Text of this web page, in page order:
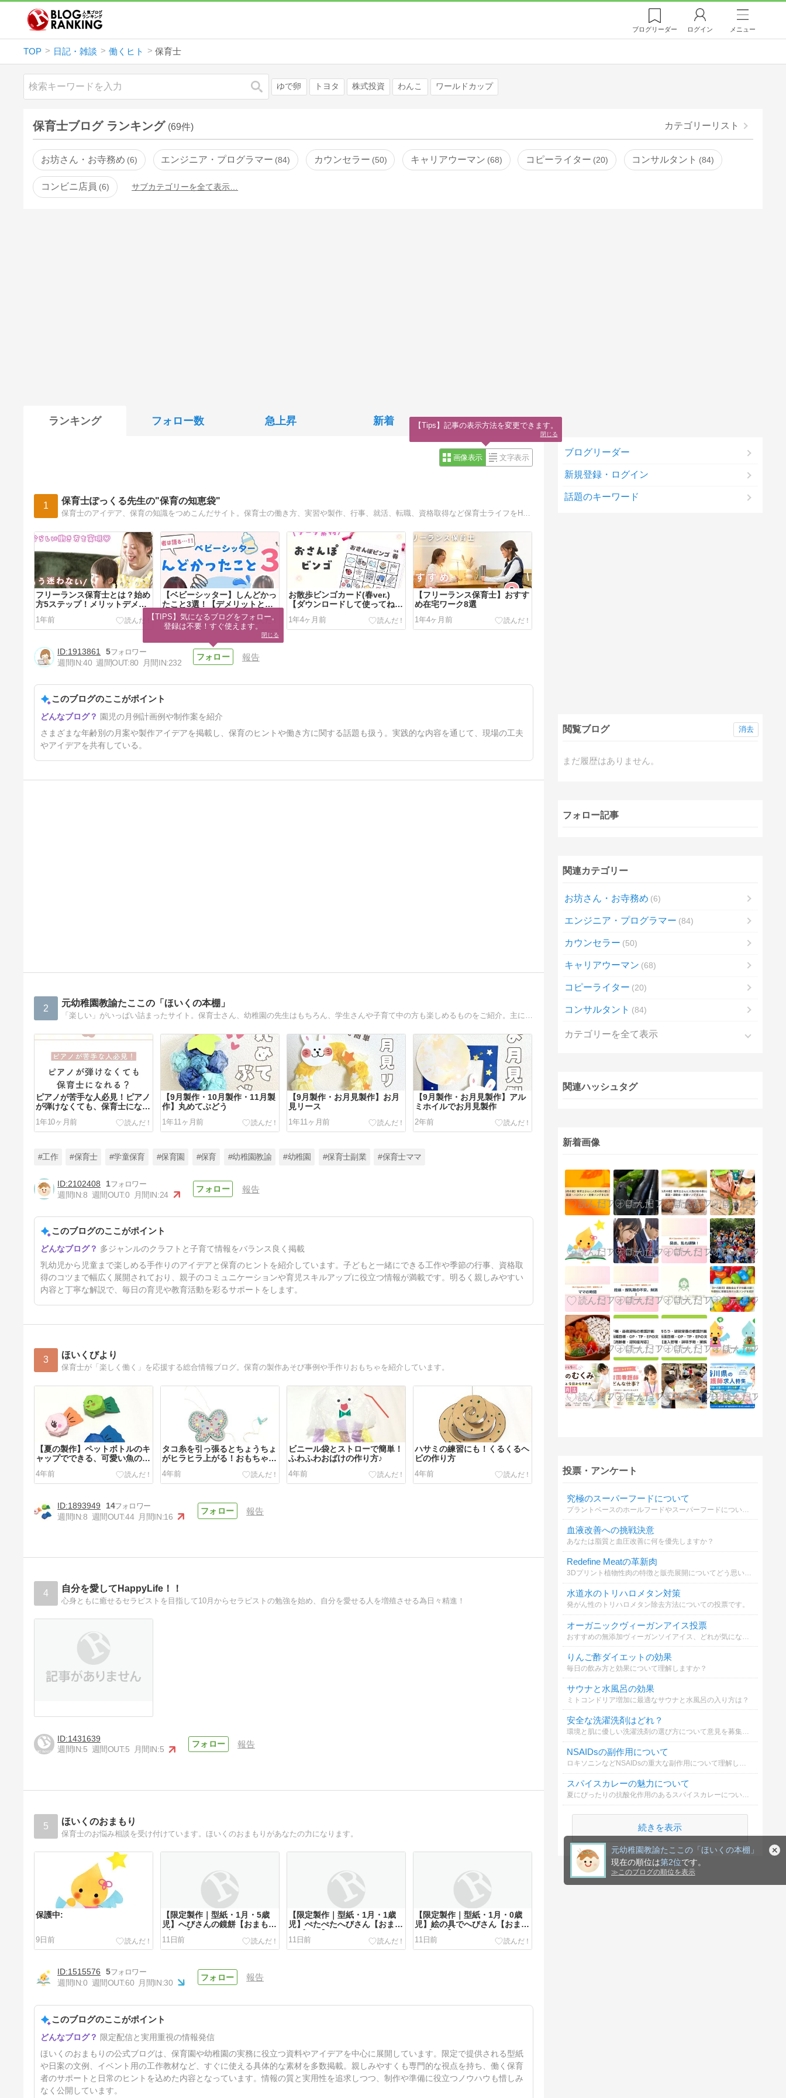
元幼稚園教諭たここの「ほいくの本棚」
現在の順位は第2位です。
≫ このブログの順位を表示
ブログリーダー ログイン メニュー
TOP 日記・雑談 働くヒト 保育士
検索 ゆで卵 トヨタ 株式投資 わんこ ワールドカップ
保育士ブログ ランキング (69件) カテゴリーリスト
お坊さん・お寺務め 6 エンジニア・プログラマー 84 カウンセラー 50 キャリアウーマン 68 コピーライター 20 コンサルタント 84
コンビニ店員 6 サブカテゴリーを全て表示…
ランキング フォロー数 急上昇 新着
画像表示 文字表示
1 保育士ぽっくる先生の"保育の知恵袋"
フリーランス保育士とは？始め
方5ステップ！メリットデメリ
1年前
【ベビーシッター】しんどかっ
たこと3選！【デメリットと解
決法】
1年2ヶ月前
お散歩ビンゴカード(春ver.)
【ダウンロードして使ってね
1年4ヶ月前
【フリーランス保育士】おすす
め在宅ワーク8選
1年4ヶ月前
【ベビーシッターの仕事】特技
も強みもないと大変？資格はあ
1年6ヶ月前
1913861
5
週間IN:40 週間OUT:80 月間IN:232
報告
このブログのここがポイント
園児の月例計画例や制作案を紹介
さまざまな年齢別の月案や製作アイデアを掲載し、保育のヒントや働き方に関する話題も扱う。実践的な内容を通じて、現場の工夫
やアイデアを共有している。
2 元幼稚園教諭たここの「ほいくの本棚」
「楽しい」がいっぱい詰まったサイト。保育士さん、幼稚園の先生はもちろん、学生さんや子育て中の方も楽しめるものをご紹介。主に、月の製作を発信中☆
ピアノが苦手な人必見！ピアノ
が弾けなくても、保育士になれ
1年10ヶ月前
【9月製作・10月製作・11月製
作】丸めてぶどう
1年11ヶ月前
【9月製作・お月見製作】お月
見リース
1年11ヶ月前
【9月製作・お月見製作】アル
ミホイルでお月見製作
2年前
出てくる！不思議なおばけ
2年前
#工作 #保育士 #学童保育 #保育園 #保育 #幼稚園教諭 #幼稚園 #保育士副業 #保育士ママ
2102408
1
週間IN:8 週間OUT:0 月間IN:24
報告
このブログのここがポイント
多ジャンルのクラフトと子育て情報をバランス良く掲載
乳幼児から児童まで楽しめる手作りのアイデアと保育のヒントを紹介しています。子どもと一緒にできる工作や季節の行事、資格取
得のコツまで幅広く展開されており、親子のコミュニケーションや育児スキルアップに役立つ情報が満載です。明るく親しみやすい
内容と丁寧な解説で、毎日の育児や教育活動を彩るサポートをします。
3 ほいくびより
保育士が「楽しく働く」を応援する総合情報ブログ。保育の製作あそび事例や手作りおもちゃを紹介しています。
【夏の製作】ペットボトルのキ
ャップでできる、可愛い魚の作
4年前
タコ糸を引っ張るとちょうちょ
がヒラヒラ上がる！おもちゃの
4年前
ビニール袋とストローで簡単！
ふわふわおばけの作り方♪
4年前
ハサミの練習にも！くるくるヘ
ビの作り方
4年前
1893949
14
週間IN:8 週間OUT:44 月間IN:16
報告
4 自分を愛してHappyLife！！
心身ともに癒せるセラピストを目指して10月からセラピストの勉強を始め、自分を愛せる人を増殖させる為日々精進！
1431639
週間IN:5 週間OUT:5 月間IN:5
報告
5 ほいくのおまもり
保育士のお悩み相談を受け付けています。ほいくのおまもりがあなたの力になります。
保護中:
9日前
【限定製作｜型紙・1月・5歳
児】へびさんの鏡餅【おまもり
プラス】
11日前
【限定製作｜型紙・1月・1歳
児】ぺたぺたへびさん【おまも
りプラス】
11日前
【限定製作｜型紙・1月・0歳
児】絵の具でへびさん【おまも
りプラス】
11日前
【限定製作｜型紙・1月・5歳
児】まきまき辰年リース【おま
11日前
1515576
5
週間IN:0 週間OUT:60 月間IN:30
報告
このブログのここがポイント
限定配信と実用重視の情報発信
ほいくのおまもりの公式ブログは、保育園や幼稚園の実務に役立つ資料やアイデアを中心に展開しています。限定で提供される型紙
や日案の文例、イベント用の工作教材など、すぐに使える具体的な素材を多数掲載。親しみやすくも専門的な視点を持ち、働く保育
者のサポートと日常のヒントを込めた内容となっています。情報の質と実用性を追求しつつ、制作や準備に役立つノウハウも惜しみ
なく公開しています。
ブログリーダー
新規登録・ログイン
話題のキーワード
閲覧ブログ
まだ履歴はありません。
消去
フォロー記事
関連カテゴリー
お坊さん・お寺務め 6
エンジニア・プログラマー 84
カウンセラー 50
キャリアウーマン 68
コピーライター 20
コンサルタント 84
カテゴリーを全て表示
関連ハッシュタグ
新着画像
投票・アンケート
究極のスーパーフードについて
血液改善への挑戦決意
あなたは脂質と血圧改善に何を優先しますか？
Redefine Meatの革新肉
3Dプリント植物性肉の特徴と販売展開についてどう思いますか？
水道水のトリハロメタン対策
発がん性のトリハロメタン除去方法についての投票です。
オーガニックヴィーガンアイス投票
りんご酢ダイエットの効果
毎日の飲み方と効果について理解しますか？
サウナと水風呂の効果
ミトコンドリア増加に最適なサウナと水風呂の入り方は？
安全な洗濯洗剤はどれ？
環境と肌に優しい洗濯洗剤の選び方について意見を募集します。
NSAIDsの副作用について
ロキソニンなどNSAIDsの重大な副作用について理解しましょう
スパイスカレーの魅力について
夏にぴったりの抗酸化作用のあるスパイスカレーについてどう思いますか
続きを表示
【TIPS】気になるブログをフォロー。
登録は不要！すぐ使えます。
閉じる
【Tips】記事の表示方法を変更できます。
閉じる